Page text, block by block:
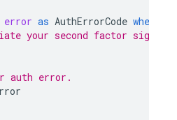
error as AuthErrorCode where
your second factor sign-in
auth error.